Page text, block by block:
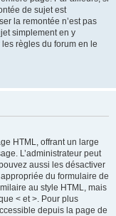
de sujet est
la remontée n’est pas
simplement en y
règles du forum en le
HTML, offrant un large
L’administrateur peut
aussi les désactiver
du formulaire de
au style HTML, mais
< et >. Pour plus
depuis la page de